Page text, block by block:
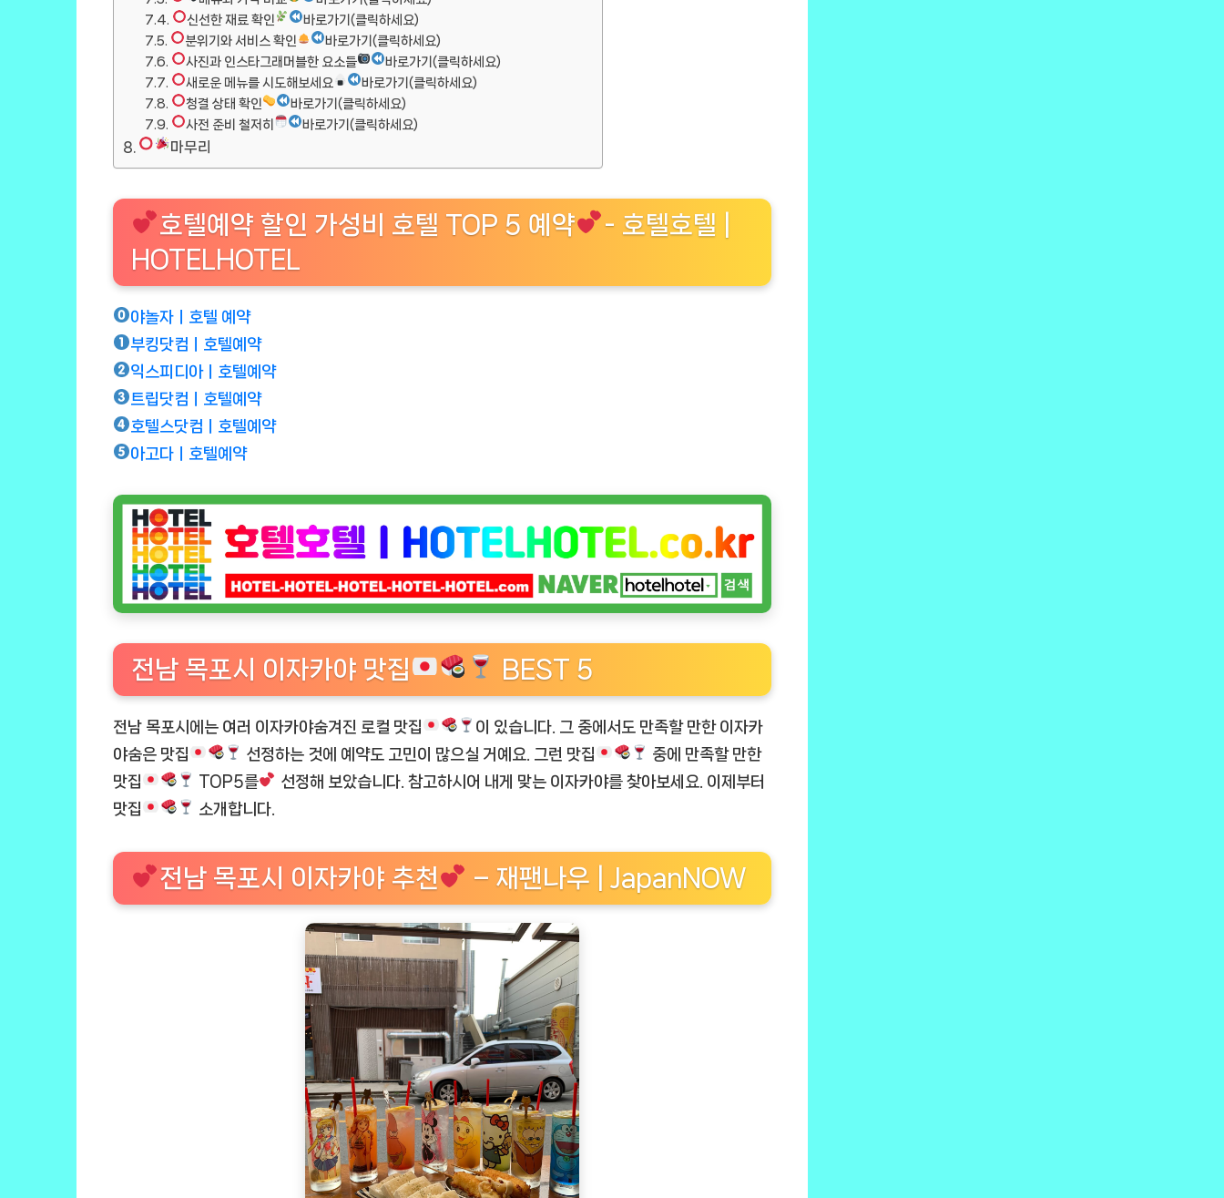
신선한 재료 확인
바로가기(클릭하세요)
분위기와 서비스 확인
바로가기(클릭하세요)
사진과 인스타그래머블한 요소들
바로가기(클릭하세요)
새로운 메뉴를 시도해보세요
바로가기(클릭하세요)
청결 상태 확인
바로가기(클릭하세요)
사전 준비 철저히
바로가기(클릭하세요)
마무리
호텔예약 할인 가성비 호텔 TOP 5 예약
- 호텔호텔 |
HOTELHOTEL
야놀자ㅣ호텔 예약
부킹닷컴ㅣ호텔예약
익스피디아ㅣ호텔예약
트립닷컴ㅣ호텔예약
호텔스닷컴ㅣ호텔예약
아고다ㅣ호텔예약
전남 목포시 이자카야 맛집 BEST 5
전남 목포시에는 여러 이자카야숨겨진 로컬 맛집
이 있습니다. 그 중에서도 만족할 만한 이자카
야숨은 맛집
선정하는 것에 예약도 고민이 많으실 거예요. 그런 맛집
중에 만족할 만한
맛집
TOP5를
선정해 보았습니다. 참고하시어 내게 맞는 이자카야를 찾아보세요. 이제부터
맛집
소개합니다.
전남 목포시 이자카야 추천 – 재팬나우 | JapanNOW